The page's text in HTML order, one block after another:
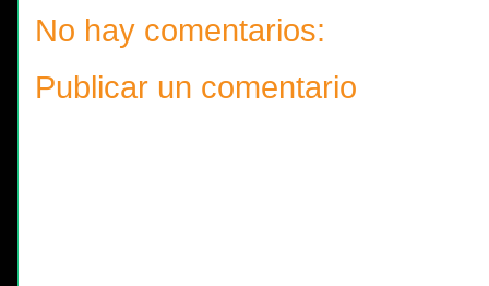
No hay comentarios:
Publicar un comentario